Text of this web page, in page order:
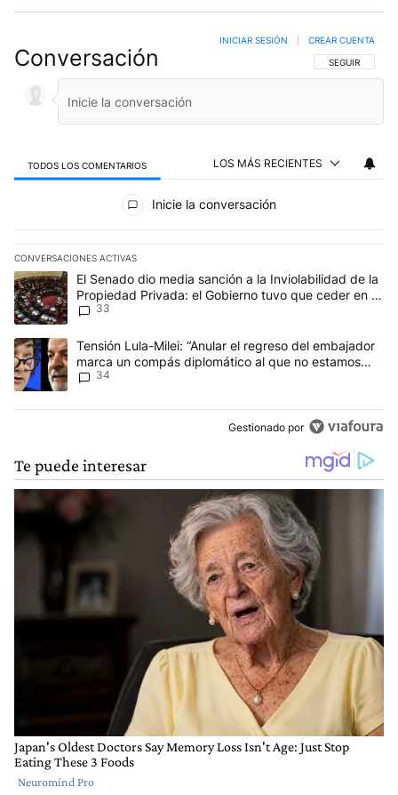
Conversación SIGA ESTA
SEGUIR
INICIAR SESIÓN CREAR CUENTA
TODOS LOS COMENTARIOS LOS MÁS RECIENTES
Todos los comentarios
Inicie la conversación
CONVERSACIONES ACTIVAS
Este listado muestra los artículos con más comentarios en los
Un artículo de tendencia con el título "El Senado dio media
El Senado dio media sanción a la Inviolabilidad de la
Propiedad Privada: el Gobierno tuvo que ceder en la
Ley del Manejo del Fuego
33
Un artículo de tendencia con el título "Tensión Lula-Milei:
Tensión Lula-Milei: “Anular el regreso del embajador
marca un compás diplomático al que no estamos
acostumbrados"
34
Gestionado por